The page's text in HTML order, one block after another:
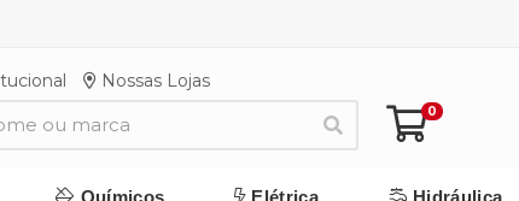
Nossas Lojas
0
Químicos Elétrica Hidráulica